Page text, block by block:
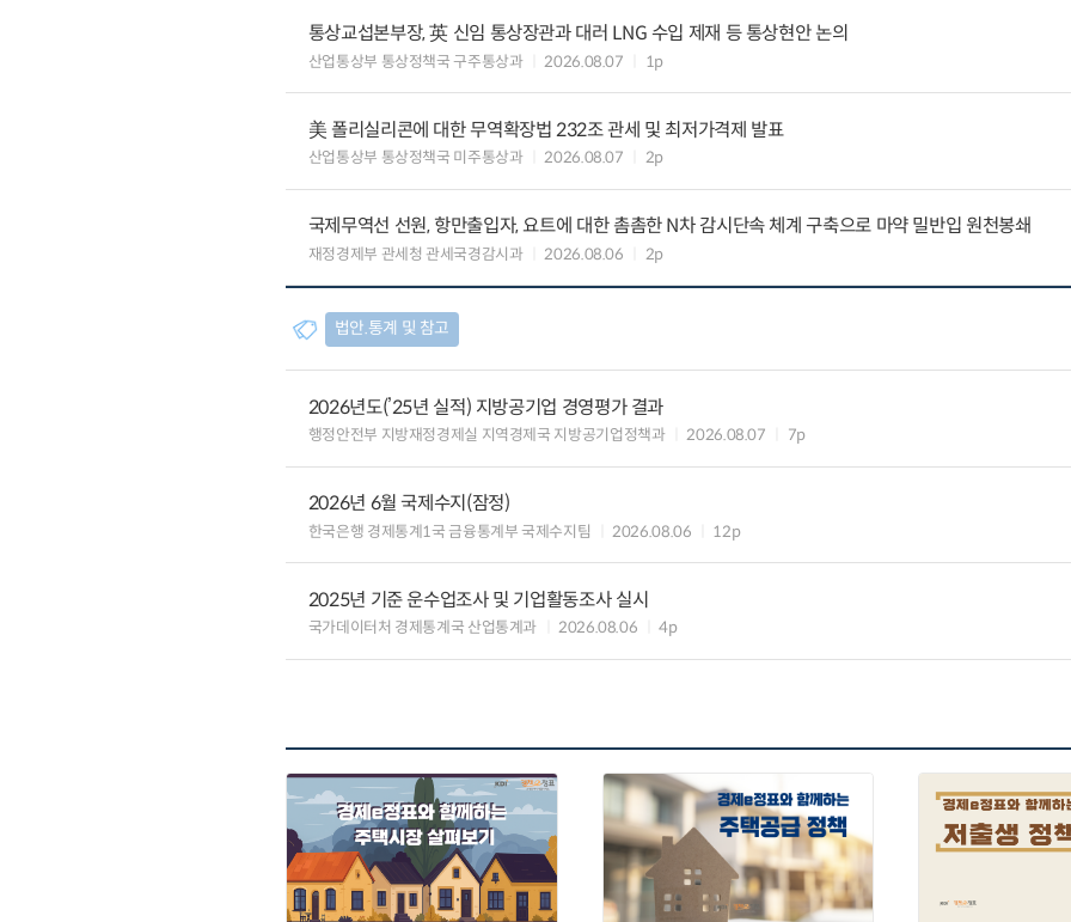
통상교섭본부장, 英 신임 통상장관과 대러 LNG 수입 제재 등 통상현안 논의
산업통상부 통상정책국 구주통상과 2026.08.07 1p
美 폴리실리콘에 대한 무역확장법 232조 관세 및 최저가격제 발표
산업통상부 통상정책국 미주통상과 2026.08.07 2p
국제무역선 선원, 항만출입자, 요트에 대한 촘촘한 N차 감시단속 체계 구축으로 마약 밀반입 원천봉쇄
재정경제부 관세청 관세국경감시과 2026.08.06 2p
법안.통계 및 참고
2026년도(’25년 실적) 지방공기업 경영평가 결과
행정안전부 지방재정경제실 지역경제국 지방공기업정책과 2026.08.07 7p
2026년 6월 국제수지(잠정)
한국은행 경제통계1국 금융통계부 국제수지팀 2026.08.06 12p
2025년 기준 운수업조사 및 기업활동조사 실시
국가데이터처 경제통계국 산업통계과 2026.08.06 4p